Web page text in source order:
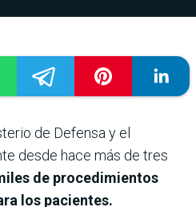
de Defensa y el
desde hace más de tres
de procedimientos
los pacientes.